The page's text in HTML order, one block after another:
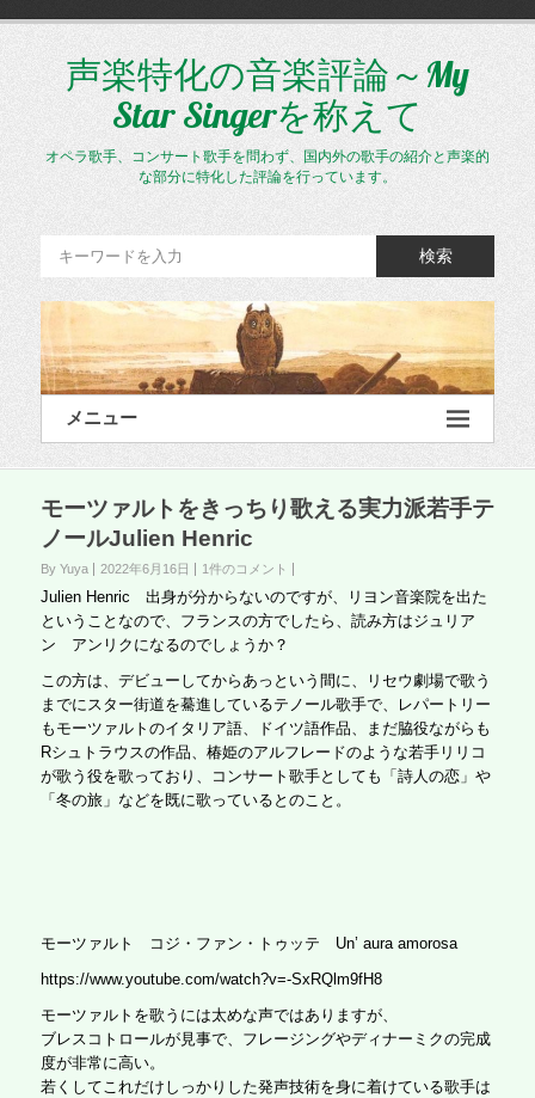
ス
声楽特化の音楽評論～My
Star Singerを称えて
オペラ歌手、コンサート歌手を問わず、国内外の歌手の紹介と声楽的
な部分に特化した評論を行っています。
検索
メニュー
モーツァルトをきっちり歌える実力派若手テ
ノールJulien Henric
By Yuya 2022年6月16日 1件のコメント
Julien Henric 出身が分からないのですが、リヨン音楽院を出た
ということなので、フランスの方でしたら、読み方はジュリア
ン アンリクになるのでしょうか？
この方は、デビューしてからあっという間に、リセウ劇場で歌う
までにスター街道を驀進しているテノール歌手で、レパートリー
もモーツァルトのイタリア語、ドイツ語作品、まだ脇役ながらも
Rシュトラウスの作品、椿姫のアルフレードのような若手リリコ
が歌う役を歌っており、コンサート歌手としても「詩人の恋」や
「冬の旅」などを既に歌っているとのこと。
モーツァルト コジ・ファン・トゥッテ Un’ aura amorosa
https://www.youtube.com/watch?v=-SxRQlm9fH8
モーツァルトを歌うには太めな声ではありますが、
ブレスコトロールが見事で、フレージングやディナーミクの完成
度が非常に高い。
若くしてこれだけしっかりした発声技術を身に着けている歌手は